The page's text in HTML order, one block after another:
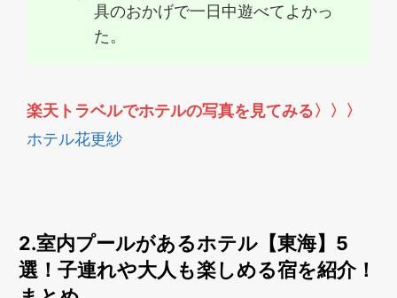
具のおかげで一日中遊べてよかっ
た。
楽天トラベルでホテルの写真を見てみる〉〉〉
ホテル花更紗
2.室内プールがあるホテル【東海】5
選！子連れや大人も楽しめる宿を紹介！